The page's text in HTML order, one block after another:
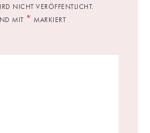
NICHT VERÖFFENTLICHT.
MIT * MARKIERT